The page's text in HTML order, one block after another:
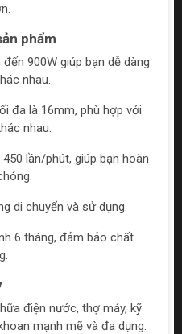
phẩm
900W giúp bạn dễ dàng
nhau.
đa là 16mm, phù hợp với
nhau.
lần/phút, giúp bạn hoàn
di chuyển và sử dụng.
6 tháng, đảm bảo chất
điện nước, thợ máy, kỹ
mạnh mẽ và đa dụng.